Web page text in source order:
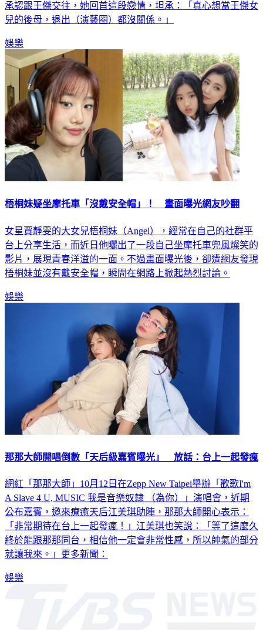
承認跟王傑交往，她回首這段戀情，坦承：「真心想當王傑女
兒的後母，退出（演藝圈）都沒關係。」
娛樂
梧桐妹疑坐摩托車「沒戴安全帽」！ 畫面曝光網友吵翻
女星賈靜雯的大女兒梧桐妹（Angel），經常在自己的社群平
台上分享生活，而近日他曬出了一段自己坐摩托車兜風燦笑的
影片，展現青春洋溢的一面。不過畫面曝光後，卻遭網友發現
梧桐妹並沒有戴安全帽，瞬間在網路上掀起熱烈討論。
娛樂
那那大師開唱倒數「天后級嘉賓曝光」 放話：台上一起發瘋
網紅「那那大師」10月12日在Zepp New Taipei舉辦「歡歌I'm
A Slave 4 U, MUSIC 我是音樂奴隸 （為你）」演唱會，近期
公布嘉賓，邀來療癒天后江美琪助陣，那那大師開心表示：
「非常期待在台上一起發瘋！」江美琪也笑說：「等了這麼久
終於能跟那那同台，相信他一定會非常性感，所以帥氣的部分
就讓我來。」更多新聞：
娛樂